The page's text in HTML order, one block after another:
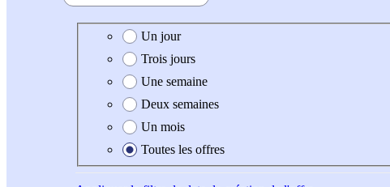
Date de création de l'offre
Un jour
Trois jours
Une semaine
Deux semaines
Un mois
Toutes les offres